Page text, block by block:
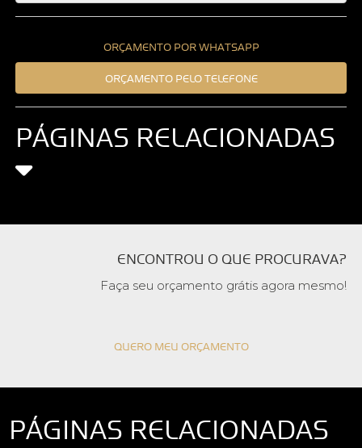
ORÇAMENTO POR WHATSAPP
ORÇAMENTO PELO TELEFONE
PÁGINAS RELACIONADAS
ENCONTROU O QUE PROCURAVA?
Faça seu orçamento grátis agora mesmo!
QUERO MEU ORÇAMENTO
PÁGINAS RELACIONADAS